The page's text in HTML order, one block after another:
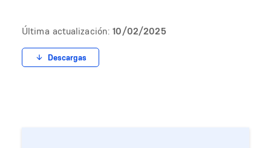
Última actualización: 10/02/2025
Descargas